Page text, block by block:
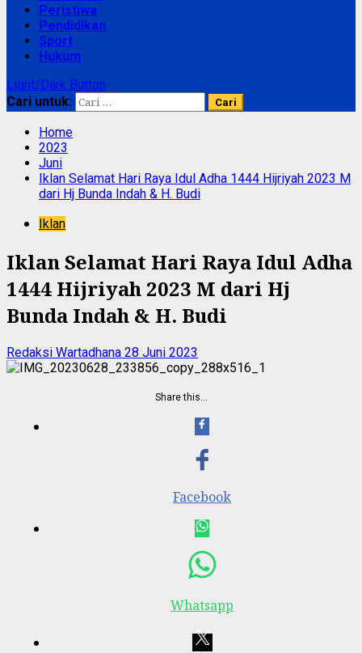
Peristiwa
Pendidikan
Sport
Hukum
Light/Dark Button
Cari untuk:
Home
2023
Juni
Iklan Selamat Hari Raya Idul Adha 1444 Hijriyah 2023 M
dari Hj Bunda Indah & H. Budi
Iklan
Iklan Selamat Hari Raya Idul Adha
1444 Hijriyah 2023 M dari Hj
Bunda Indah & H. Budi
Redaksi Wartadhana 28 Juni 2023
Share this…
Facebook
Whatsapp